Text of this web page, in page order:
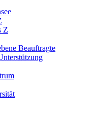
Z
Beauftragte